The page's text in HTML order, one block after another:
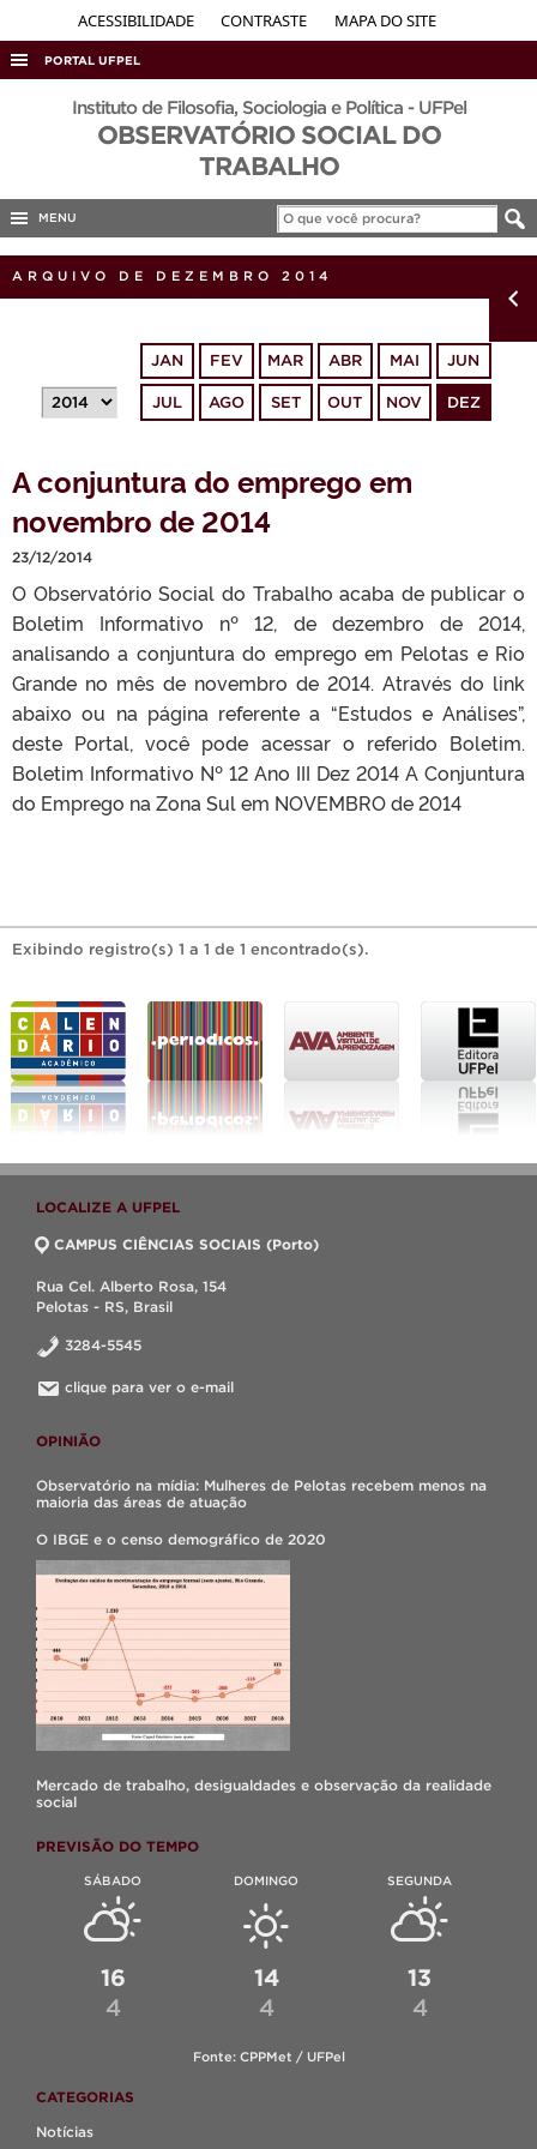
ACESSIBILIDADE CONTRASTE MAPA DO SITE
PORTAL UFPEL
ACESSO À INFORMAÇÃO
AUDITORIA
CONCURSOS
PORTARIAS
Instituto de Filosofia, Sociologia e Política - UFPel
OBSERVATÓRIO SOCIAL DO
TRABALHO
MENU
ARQUIVO DE DEZEMBRO 2014
JAN FEV MAR ABR MAI JUN
JUL AGO SET OUT NOV DEZ
A conjuntura do emprego em
novembro de 2014
23/12/2014
O Observatório Social do Trabalho acaba de publicar o
Boletim Informativo nº 12, de dezembro de 2014,
analisando a conjuntura do emprego em Pelotas e Rio
Grande no mês de novembro de 2014. Através do link
abaixo ou na página referente a “Estudos e Análises”,
deste Portal, você pode acessar o referido Boletim.
Boletim Informativo Nº 12 Ano III Dez 2014 A Conjuntura
do Emprego na Zona Sul em NOVEMBRO de 2014
Exibindo registro(s) 1 a 1 de 1 encontrado(s).
LOCALIZE A UFPEL
CAMPUS CIÊNCIAS SOCIAIS (Porto)
Rua Cel. Alberto Rosa, 154
Pelotas - RS, Brasil
3284-5545
clique para ver o e-mail
OPINIÃO
Observatório na mídia: Mulheres de Pelotas recebem menos na
maioria das áreas de atuação
O IBGE e o censo demográfico de 2020
Mercado de trabalho, desigualdades e observação da realidade
social
PREVISÃO DO TEMPO
SÁBADO
16
4
DOMINGO
14
4
SEGUNDA
13
4
Fonte: CPPMet / UFPel
CATEGORIAS
Notícias